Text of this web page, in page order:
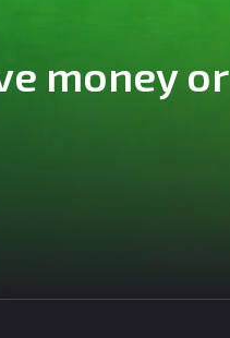
money or